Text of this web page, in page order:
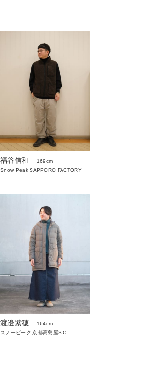
福谷信和
169cm
Snow Peak SAPPORO FACTORY
渡邊紫穂
164cm
スノーピーク 京都高島屋S.C.